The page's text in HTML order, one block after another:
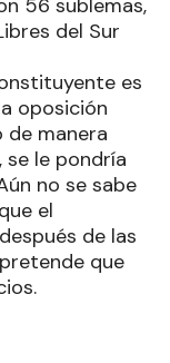
56 sublemas,
del Sur
es
oposición
de manera
le pondría
no se sabe
el
de las
que